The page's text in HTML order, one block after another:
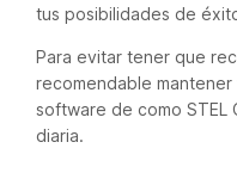
tus posibilidades de
Para evitar tener que
recomendable
software de como STEL
diaria.